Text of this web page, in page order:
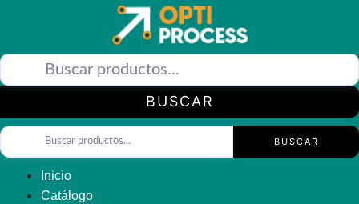
BUSCAR
BUSCAR
Inicio
Catálogo